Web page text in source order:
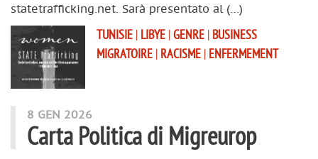
statetrafficking.net. Sarà presentato al (…)
TUNISIE | LIBYE |GENRE | BUSINESS
MIGRATOIRE | RACISME | ENFERMEMENT
8 GEN 2026
Carta Politica di Migreurop